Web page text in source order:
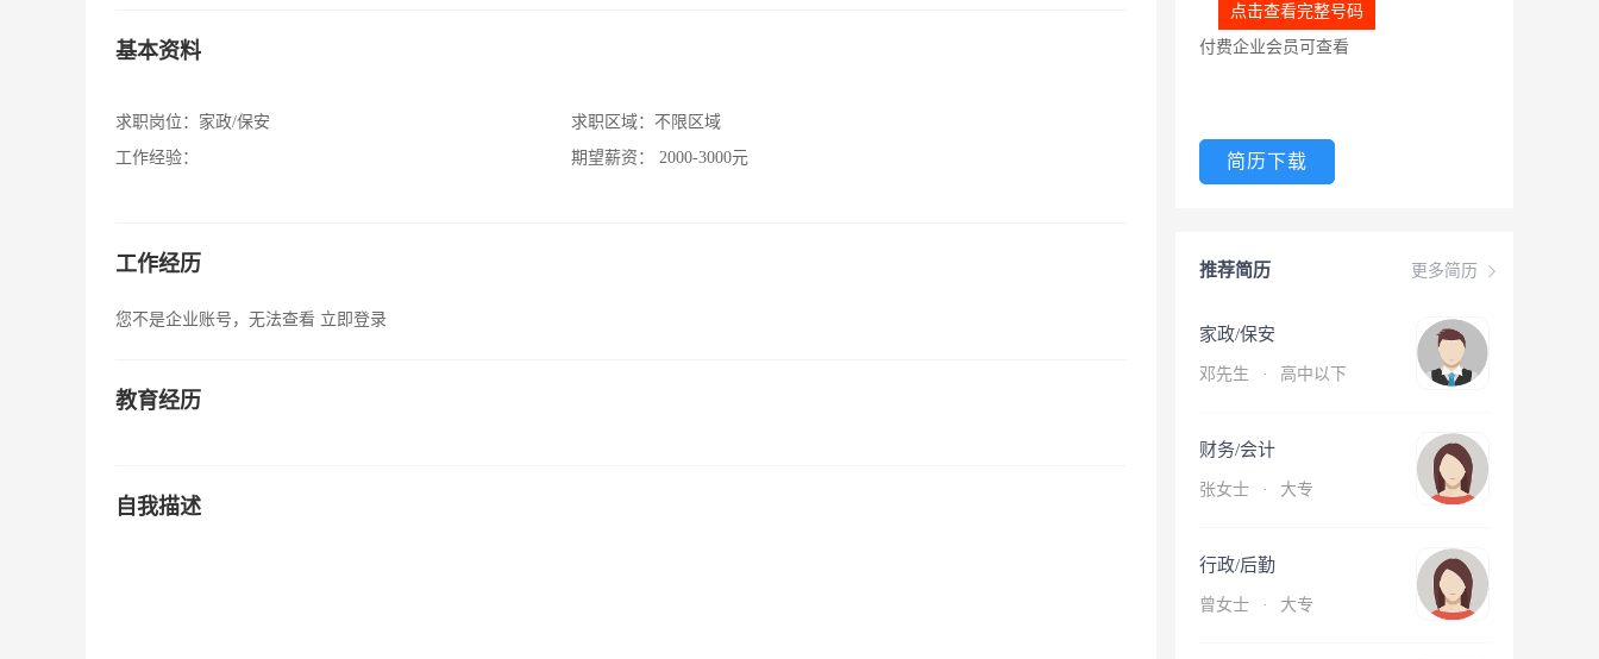
基本资料
求职岗位： 家政/保安
工作经验：
求职区域： 不限区域
期望薪资：
2000-3000元
工作经历
您不是企业账号，无法查看 立即登录
教育经历
自我描述
点击查看完整号码
付费企业会员可查看
简历下载
更多简历
推荐简历
家政/保安
邓先生 · 高中以下
财务/会计
张女士 · 大专
行政/后勤
曾女士 · 大专